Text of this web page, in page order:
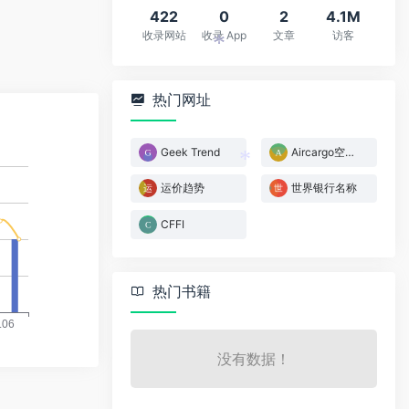
422
收录网站
0
收录 App
2
文章
4.1M
访客
热门网址
Geek Trend Aircargo空运运价指数
运价趋势 世界银行名称
CFFI
热门书籍
没有数据！